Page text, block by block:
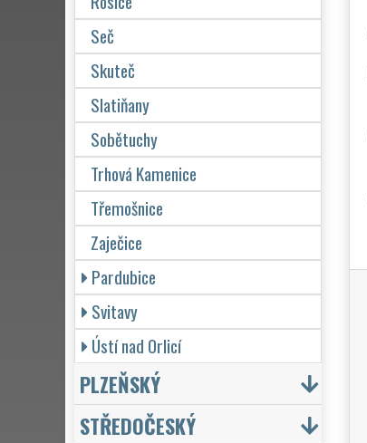
Seč
Skuteč
Slatiňany
Sobětuchy
Trhová Kamenice
Třemošnice
Zaječice
Pardubice
Svitavy
Ústí nad Orlicí
PLZEŇSKÝ
STŘEDOČESKÝ